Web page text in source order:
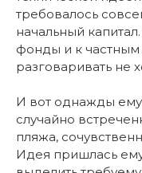
требовалось
начальный
фонды и к
разговаривать не
И вот однажды
случайно
пляжа,
Идея пришлась